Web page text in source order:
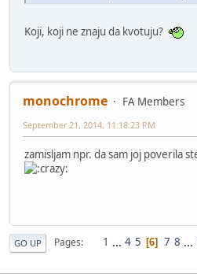
Koji, koji ne znaju da kvotuju?
monochrome
FA Members
September 21, 2014, 11:18:23 PM
zamisljam npr. da sam joj poverila
GO UP Pages 1 ... 4 5 6 7 8 ...